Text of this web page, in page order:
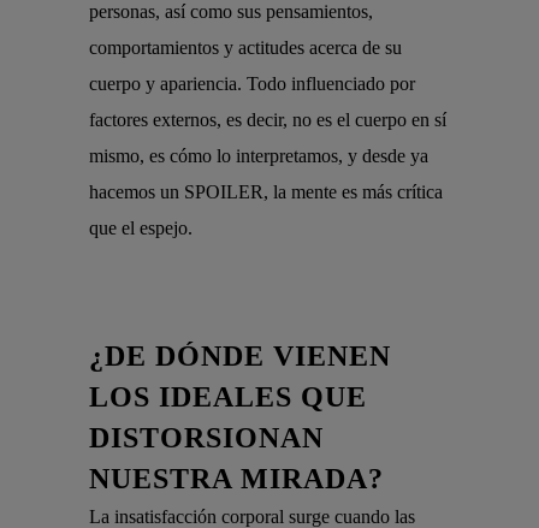
personas, así como sus pensamientos,
comportamientos y actitudes acerca de su
cuerpo y apariencia. Todo influenciado por
factores externos, es decir, no es el cuerpo en sí
mismo, es cómo lo interpretamos, y desde ya
hacemos un SPOILER, la mente es más crítica
que el espejo.
¿DE DÓNDE VIENEN
LOS IDEALES QUE
DISTORSIONAN
NUESTRA MIRADA?
La insatisfacción corporal surge cuando las